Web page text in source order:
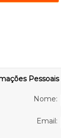
Pessoais
Nome:
Email: